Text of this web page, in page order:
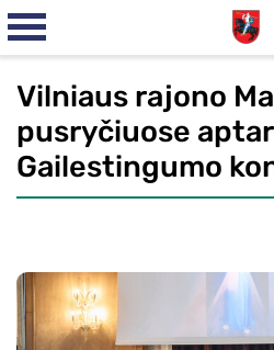
Vilniaus rajono
pusryčiuose
Gailestingumo